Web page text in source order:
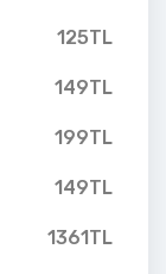
125TL
149TL
199TL
149TL
1361TL